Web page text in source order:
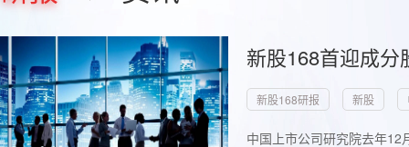
新股168首迎成
新股168研报 新股
中国上市公司研究院去年